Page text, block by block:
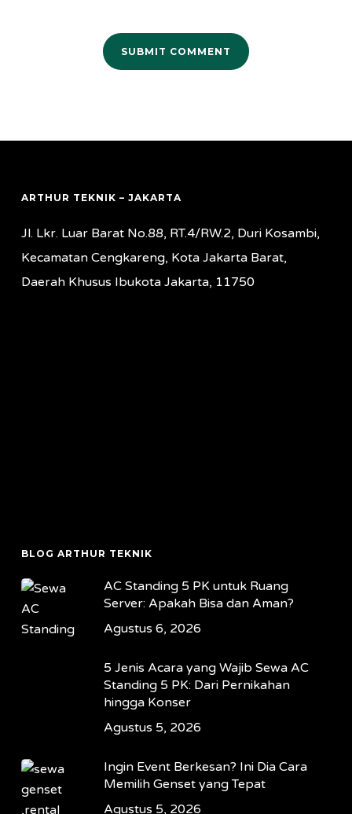
ARTHUR TEKNIK – JAKARTA
Jl. Lkr. Luar Barat No.88, RT.4/RW.2, Duri Kosambi,
Kecamatan Cengkareng, Kota Jakarta Barat,
Daerah Khusus Ibukota Jakarta, 11750
BLOG ARTHUR TEKNIK
AC Standing 5 PK untuk Ruang
Server: Apakah Bisa dan Aman?
Agustus 6, 2026
5 Jenis Acara yang Wajib Sewa AC
Standing 5 PK: Dari Pernikahan
hingga Konser
Agustus 5, 2026
Ingin Event Berkesan? Ini Dia Cara
Memilih Genset yang Tepat
Agustus 5, 2026